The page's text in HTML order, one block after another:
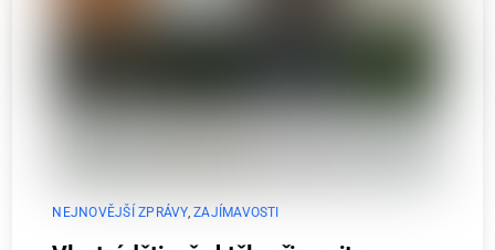
NEJNOVĚJŠÍ ZPRÁVY,ZAJÍMAVOSTI